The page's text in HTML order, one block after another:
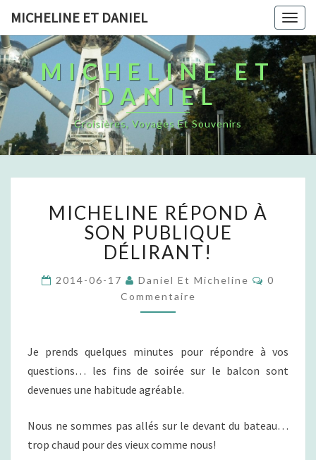
MICHELINE ET DANIEL
MICHELINE ET
DANIEL
Croisières, Voyages Et Souvenirs
C
H
E
L
É
P
O
N
À
S
MICHELINE RÉPOND À
SON PUBLIQUE
DÉLIRANT!
2014-06-17 Daniel Et Micheline
C
O
A
R
0
Commentaire
Je prends quelques minutes pour répondre à vos
questions… les fins de soirée sur le balcon sont
devenues une habitude agréable.
Nous ne sommes pas allés sur le devant du bateau…
trop chaud pour des vieux comme nous!